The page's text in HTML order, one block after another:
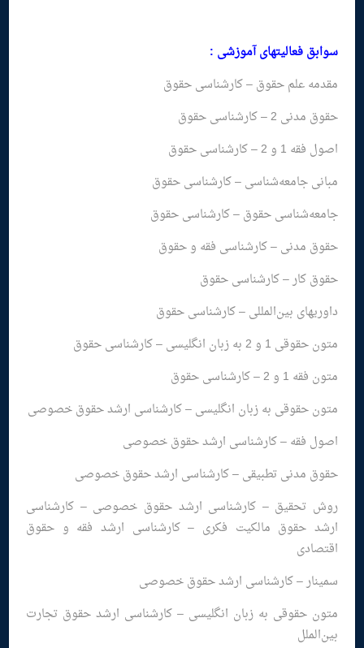
سوابق فعالیتهاى آموزشى :
مقدمه علم حقوق – کارشناسی حقوق
حقوق مدنی 2 – کارشناسی حقوق
اصول فقه 1 و 2 – کارشناسی حقوق
مبانی جامعه‌شناسی – کارشناسی حقوق
جامعه‌شناسی حقوق – کارشناسی حقوق
حقوق مدنی – کارشناسی فقه و حقوق
حقوق کار – کارشناسی حقوق
داوریهای بین‌المللی – کارشناسی حقوق
متون حقوقی 1 و 2 به زبان انگلیسی – کارشناسی حقوق
متون فقه 1 و 2 – کارشناسی حقوق
متون حقوقی به زبان انگلیسی – کارشناسی ارشد حقوق خصوصی
اصول فقه – کارشناسی ارشد حقوق خصوصی
حقوق مدنی تطبیقی – کارشناسی ارشد حقوق خصوصی
روش تحقیق – کارشناسی ارشد حقوق خصوصی – کارشناسی
ارشد حقوق مالکیت فکری – کارشناسی ارشد فقه و حقوق
اقتصادی
سمینار – کارشناسی ارشد حقوق خصوصی
متون حقوقی به زبان انگلیسی – کارشناسی ارشد حقوق تجارت
بین‌الملل